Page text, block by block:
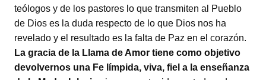
teólogos y de los pastores lo que transmiten al Pueblo
de Dios es la duda respecto de lo que Dios nos ha
revelado y el resultado es la falta de Paz en el corazón.
La gracia de la Llama de Amor tiene como objetivo
devolvernos una Fe límpida, viva, fiel a la enseñanza